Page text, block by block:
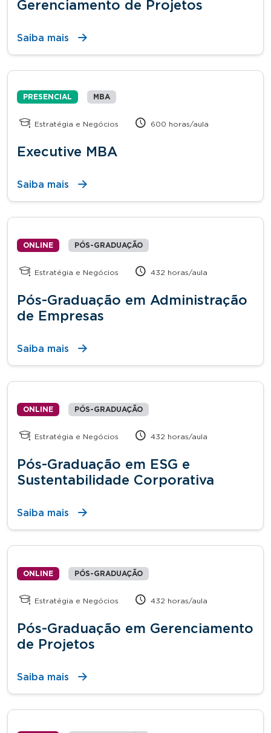
Gerenciamento de Projetos
Saiba mais
PRESENCIAL MBA
Estratégia e Negócios 600 horas/aula
Executive MBA
Saiba mais
ONLINE PÓS-GRADUAÇÃO
Estratégia e Negócios 432 horas/aula
Pós-Graduação em Administração
de Empresas
Saiba mais
ONLINE PÓS-GRADUAÇÃO
Estratégia e Negócios 432 horas/aula
Pós-Graduação em ESG e
Sustentabilidade Corporativa
Saiba mais
ONLINE PÓS-GRADUAÇÃO
Estratégia e Negócios 432 horas/aula
Pós-Graduação em Gerenciamento
de Projetos
Saiba mais